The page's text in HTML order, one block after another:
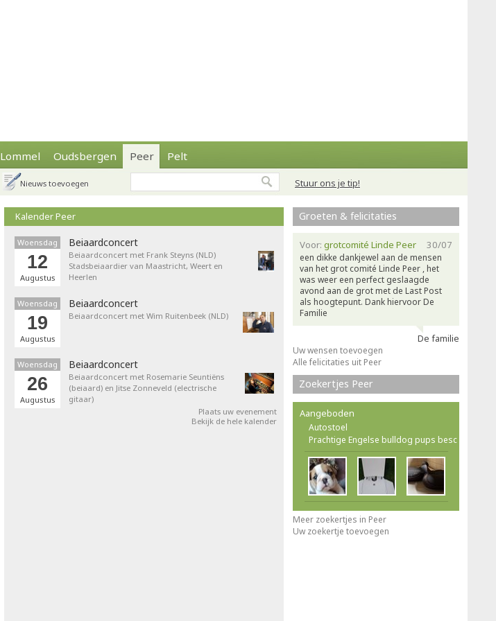
Lommel Oudsbergen Peer Pelt
Stuur ons je tip!
Nieuws toevoegen
Kalender Peer
Woensdag
12
Augustus
Beiaardconcert
Beiaardconcert met Frank Steyns (NLD)
Stadsbeiaardier van Maastricht, Weert en
Heerlen
Woensdag
19
Augustus
Beiaardconcert
Beiaardconcert met Wim Ruitenbeek (NLD)
Woensdag
26
Augustus
Beiaardconcert
Beiaardconcert met Rosemarie Seuntiëns
(beiaard) en Jitse Zonneveld (electrische
gitaar)
Plaats uw evenement
Bekijk de hele kalender
Groeten & felicitaties
30/07
Voor: grotcomité Linde Peer
een dikke dankjewel aan de mensen
van het grot comité Linde Peer , het
was weer een perfect geslaagde
avond aan de grot met de Last Post
als hoogtepunt. Dank hiervoor De
Familie
De familie
Uw wensen toevoegen
Alle felicitaties uit Peer
Zoekertjes Peer
Aangeboden
Autostoel
Prachtige Engelse bulldog pups besc
Meer zoekertjes in Peer
Uw zoekertje toevoegen